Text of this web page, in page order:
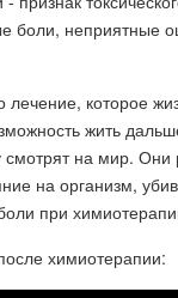
боли, неприятные
которое
жить
смотрят на мир.
на организм,
при
химиотерапии: